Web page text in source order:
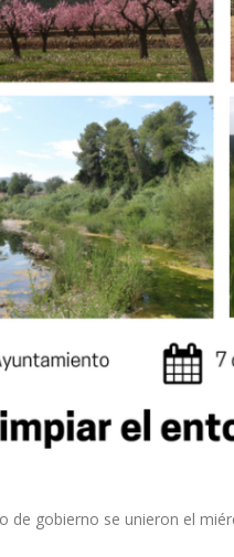
de gobierno se unieron el